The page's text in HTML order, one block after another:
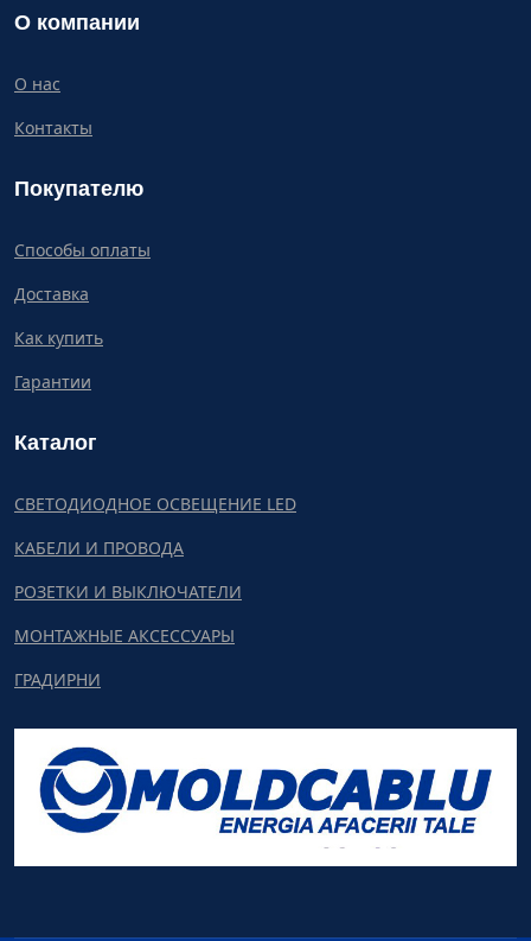
О компании
О нас
Контакты
Покупателю
Способы оплаты
Доставка
Как купить
Гарантии
Каталог
СВЕТОДИОДНОЕ ОСВЕЩЕНИЕ LED
КАБЕЛИ И ПРОВОДА
РОЗЕТКИ И ВЫКЛЮЧАТЕЛИ
МОНТАЖНЫЕ АКСЕССУАРЫ
ГРАДИРНИ